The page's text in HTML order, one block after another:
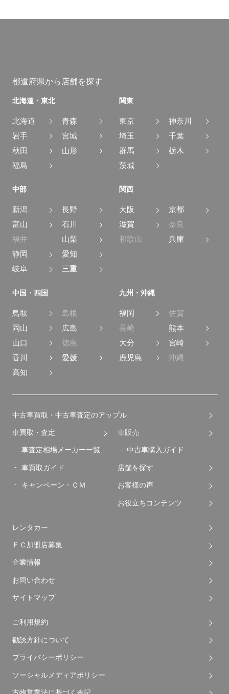
都道府県から店舗を探す
北海道・東北
北海道
青森
岩手
宮城
秋田
山形
福島
関東
東京
神奈川
埼玉
千葉
群馬
栃木
茨城
中部
新潟
長野
富山
石川
福井
山梨
静岡
愛知
岐阜
三重
関西
大阪
京都
滋賀
奈良
和歌山
兵庫
中国・四国
鳥取
島根
岡山
広島
山口
徳島
香川
愛媛
高知
九州・沖縄
福岡
佐賀
長崎
熊本
大分
宮崎
鹿児島
沖縄
中古車買取・中古車査定のアップル
車買取・査定
車査定相場メーカー一覧
車買取ガイド
キャンペーン・ＣＭ
車販売
中古車購入ガイド
店舗を探す
お客様の声
お役立ちコンテンツ
レンタカー
ＦＣ加盟店募集
企業情報
お問い合わせ
サイトマップ
ご利用規約
勧誘方針について
プライバシーポリシー
ソーシャルメディアポリシー